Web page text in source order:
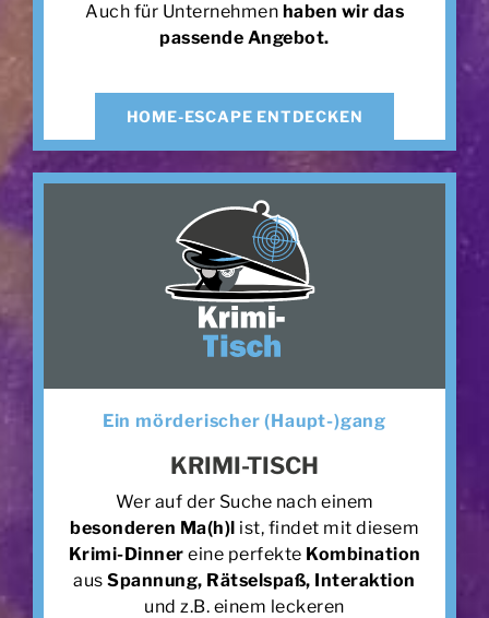
Auch für Unternehmen haben wir das
passende Angebot.
HOME-ESCAPE ENTDECKEN
Ein mörderischer (Haupt-)gang
KRIMI-TISCH
Wer auf der Suche nach einem
besonderen Ma(h)l ist, findet mit diesem
Krimi-Dinner eine perfekte Kombination
ausSpannung, Rätselspaß, Interaktion
und z.B. einem leckeren